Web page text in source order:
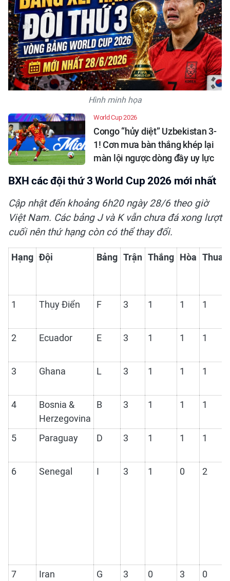
Hình minh họa
World Cup 2026
Congo “hủy diệt” Uzbekistan 3-
1! Cơn mưa bàn thắng khép lại
màn lội ngược dòng đầy uy lực
BXH các đội thứ 3 World Cup 2026 mới nhất
Cập nhật đến khoảng 6h20 ngày 28/6 theo giờ
Việt Nam. Các bảng J và K vẫn chưa đá xong lượt
cuối nên thứ hạng còn có thể thay đổi.
Hạng Đội Bảng Trận Thắng Hòa Thua
1
Thụy Điển F 3 1 1 1
2 Ecuador E 3 1 1 1
3 Ghana L 3 1 1 1
4
Bosnia &
Herzegovina
B 3 1 1 1
5 Paraguay D 3 1 1 1
6 Senegal I 3 1 0 2
7 Iran G 3 0 3 0